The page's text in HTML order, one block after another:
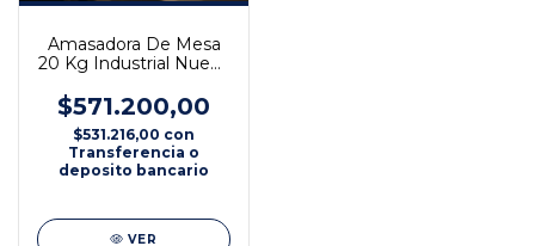
Amasadora De Mesa
20 Kg Industrial Nueva
$571.200,00
$531.216,00 con
Transferencia o
deposito bancario
VER